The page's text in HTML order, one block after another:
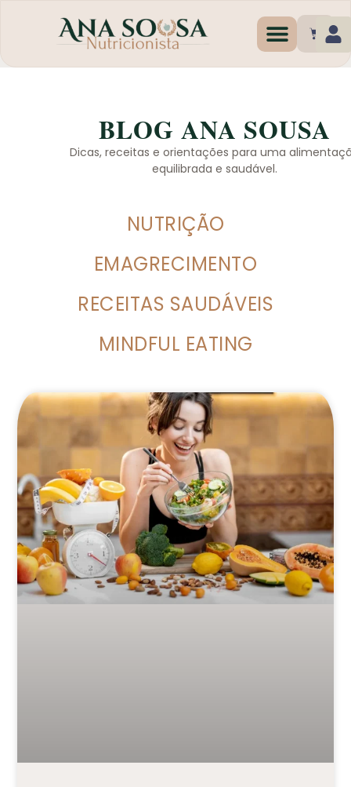
BLOG ANA SOUSA
Dicas, receitas e orientações para uma
equilibrada e saudável.
NUTRIÇÃO
EMAGRECIMENTO
RECEITAS SAUDÁVEIS
MINDFUL EATING